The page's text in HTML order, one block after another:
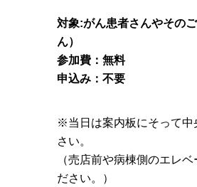
対象:がん患者さんやその
ん）
参加費：無料
申込み：不要
※当日は案内板にそって中
さい。
（売店前や病棟側のエレ
ださい。）